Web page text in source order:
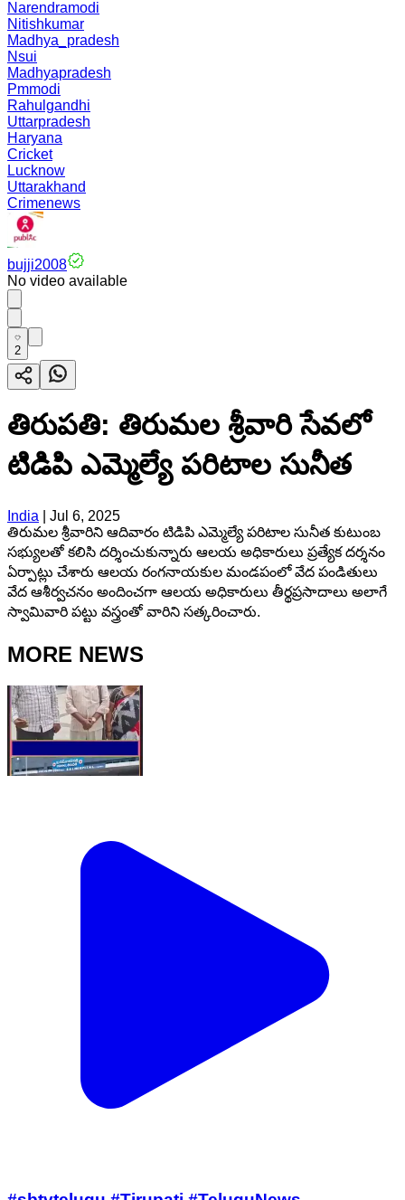
Narendramodi
Nitishkumar
Madhya_pradesh
Nsui
Madhyapradesh
Pmmodi
Rahulgandhi
Uttarpradesh
Haryana
Cricket
Lucknow
Uttarakhand
Crimenews
bujji2008
No video available
2
తిరుపతి: తిరుమల శ్రీవారి సేవలో
టిడిపి ఎమ్మెల్యే పరిటాల సునీత
India
Jul 6, 2025
తిరుమల శ్రీవారిని ఆదివారం టిడిపి ఎమ్మెల్యే పరిటాల సునీత కుటుంబ
సభ్యులతో కలిసి దర్శించుకున్నారు ఆలయ అధికారులు ప్రత్యేక దర్శనం
ఏర్పాట్లు చేశారు ఆలయ రంగనాయకుల మండపంలో వేద పండితులు
వేద ఆశీర్వచనం అందించగా ఆలయ అధికారులు తీర్థప్రసాదాలు అలాగే
స్వామివారి పట్టు వస్త్రంతో వారిని సత్కరించారు.
MORE NEWS